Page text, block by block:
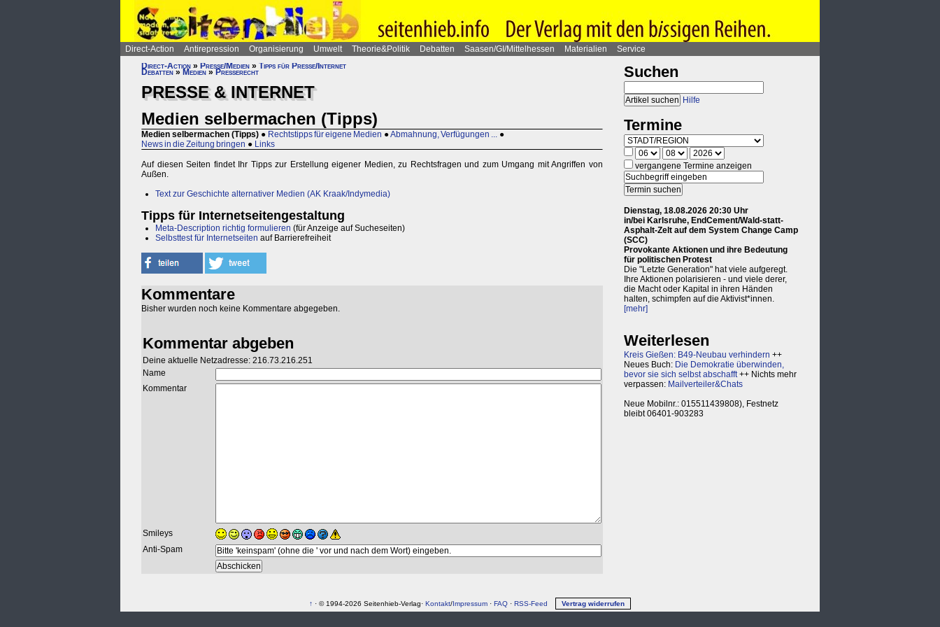
Direct-Action Antirepression Organisierung Umwelt Theorie&Politik Debatten Saasen/GI/Mittelhessen Materialien
Service
Direct-Action » Presse/Medien » Tipps für Presse/Internet
Debatten » Medien » Presserecht
PRESSE & INTERNET
Medien selbermachen (Tipps)
Medien selbermachen (Tipps) ● Rechtstipps für eigene Medien ●Abmahnung, Verfügungen ... ●
News in die Zeitung bringen ● Links
Auf diesen Seiten findet Ihr Tipps zur Erstellung eigener Medien, zu Rechtsfragen und zum Umgang mit Angriffen von
Außen.
Text zur Geschichte alternativer Medien (AK Kraak/Indymedia)
Tipps für Internetseitengestaltung
Meta-Description richtig formulieren (für Anzeige auf Sucheseiten)
Selbsttest für Internetseiten auf Barrierefreiheit
Kommentare
Bisher wurden noch keine Kommentare abgegeben.
Kommentar abgeben
Deine aktuelle Netzadresse: 216.73.216.251
Name
Kommentar
Smileys
Anti-Spam
Suchen
Hilfe
Termine
vergangene Termine anzeigen
Dienstag, 18.08.2026 20:30 Uhr
in/bei Karlsruhe, EndCement/Wald-statt-
Asphalt-Zelt auf dem System Change Camp
(SCC)
Provokante Aktionen und ihre Bedeutung
für politischen Protest
Die "Letzte Generation" hat viele aufgeregt.
Ihre Aktionen polarisieren - und viele derer,
die Macht oder Kapital in ihren Händen
halten, schimpfen auf die Aktivist*innen.
[mehr]
Weiterlesen
Kreis Gießen: B49-Neubau verhindern ++
Neues Buch: Die Demokratie überwinden,
bevor sie sich selbst abschafft++ Nichts mehr
verpassen: Mailverteiler&Chats
Neue Mobilnr.: 015511439808), Festnetz
bleibt 06401-903283
↑ · © 1994-2026 Seitenhieb-Verlag· Kontakt/ Impressum · FAQ · RSS-Feed Vertrag widerrufen